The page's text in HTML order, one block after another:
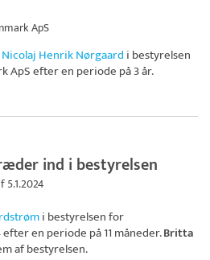
ApS
Nicolaj Henrik Nørgaard i bestyrelsen
ApSefter en periode på 3 år.
ind i bestyrelsen
i bestyrelsen for
efter en periode på 11 måneder.Britta
af bestyrelsen.